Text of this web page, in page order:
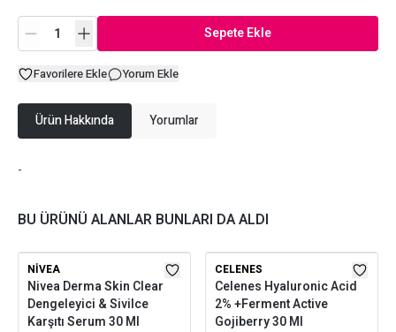
Sepete Ekle
Favorilere Ekle Yorum Ekle
Ürün Hakkında Yorumlar
-
BU ÜRÜNÜ ALANLAR BUNLARI DA ALDI
NIVEA
Nivea Derma Skin Clear
Dengeleyici & Sivilce
Karşıtı Serum 30 Ml
CELENES
Celenes Hyaluronic Acid
2% +Ferment Active
Gojiberry 30 Ml